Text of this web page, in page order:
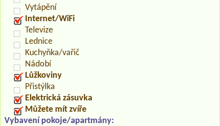
Vytápění
Internet/WiFi
Televize
Lednice
Kuchyňka/vařič
Nádobí
Lůžkoviny
Přistýlka
Elektrická zásuvka
Můžete mít zvíře
Vybavení pokoje/apartmány: